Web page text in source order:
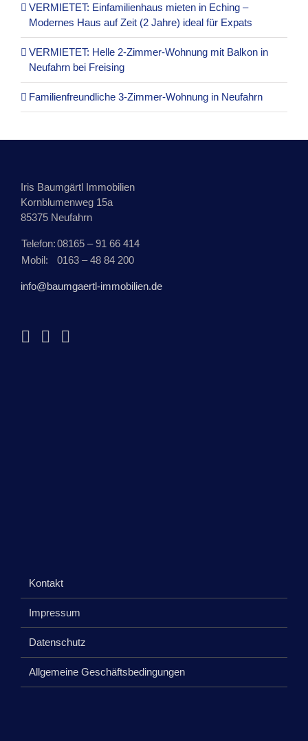
VERMIETET: Einfamilienhaus mieten in Eching –
Modernes Haus auf Zeit (2 Jahre) ideal für Expats
VERMIETET: Helle 2-Zimmer-Wohnung mit Balkon in
Neufahrn bei Freising
Familienfreundliche 3-Zimmer-Wohnung in Neufahrn
Iris Baumgärtl Immobilien
Kornblumenweg 15a
85375 Neufahrn
Telefon:08165 – 91 66 414
Mobil:
0163 – 48 84 200
info@baumgaertl-immobilien.de
Kontakt
Impressum
Datenschutz
Allgemeine Geschäftsbedingungen